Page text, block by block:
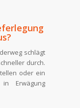
schlägt
durch.
oder ein
in Erwägung